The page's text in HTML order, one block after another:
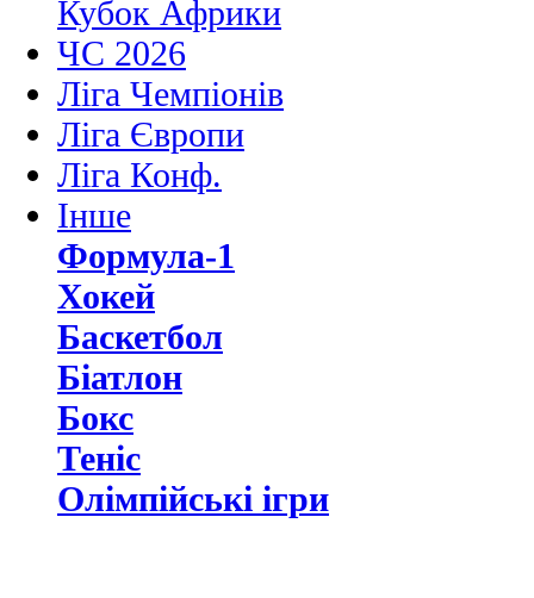
Кубок Африки
ЧС 2026
Ліга Чемпіонів
Ліга Європи
Ліга Конф.
Інше
Формула-1
Хокей
Баскетбол
Біатлон
Бокс
Теніс
Олімпійські ігри